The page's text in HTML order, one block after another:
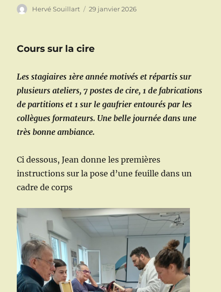
Auteur
Hervé Souillart
Publié
29 janvier 2026
Cours sur la cire
Les stagiaires 1ère année motivés et répartis sur
plusieurs ateliers, 7 postes de cire, 1 de fabrications
de partitions et 1 sur le gaufrier entourés par les
collègues formateurs. Une belle journée dans une
très bonne ambiance.
Ci dessous, Jean donne les premières
instructions sur la pose d’une feuille dans un
cadre de corps